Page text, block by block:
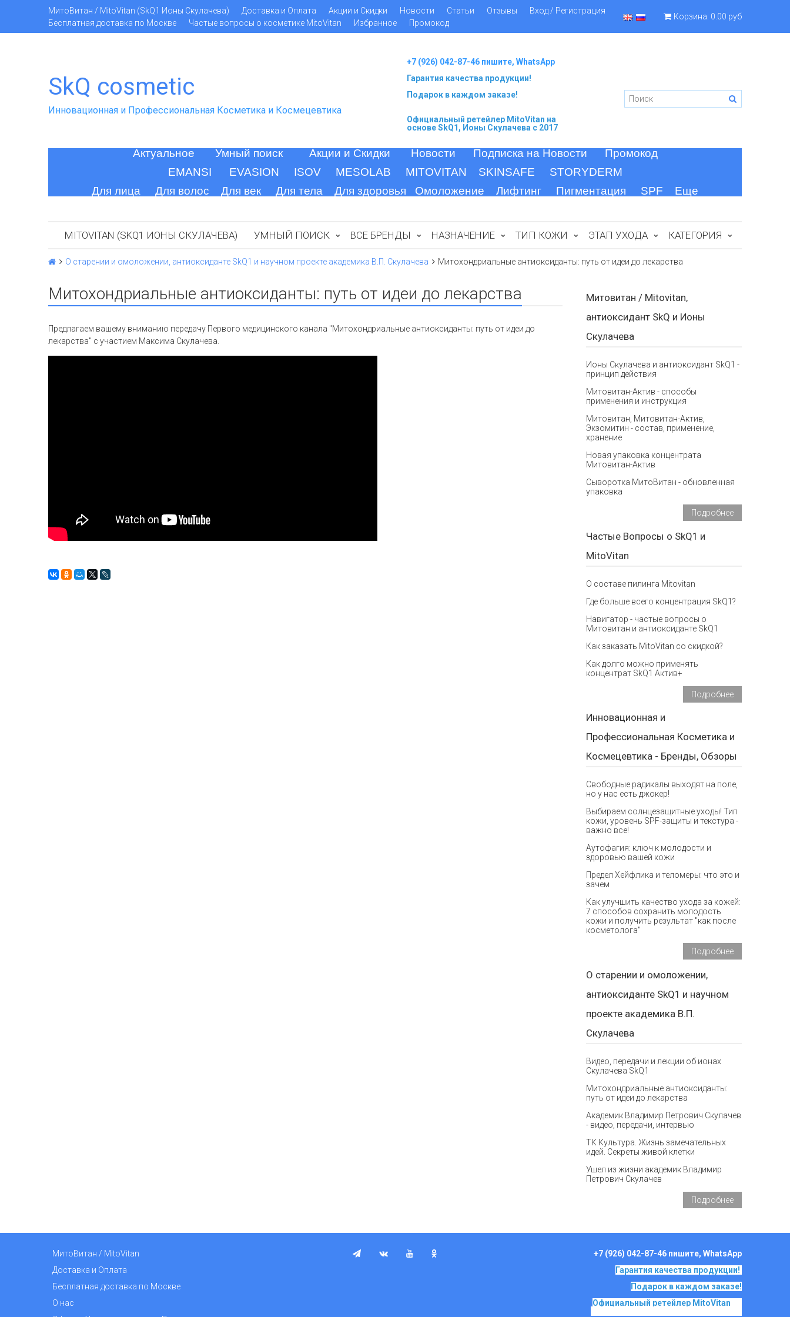
МитоВитан / MitoVitan (SkQ1 Ионы Скулачева) Доставка и Оплата Акции и Скидки Новости Статьи Отзывы
Вход / Регистрация
Бесплатная доставка по Москве
Частые вопросы о косметике MitoVitan Избранное Промокод
Корзина: 0.00 руб
SkQ cosmetic
Инновационная и Профессиональная Косметика и Космецевтика
+7 (926) 042-87-46 пишите, WhatsApp
Гарантия качества продукции!
Подарок в каждом заказе!
Официальный ретейлер MitoVitan на
основе SkQ1, Ионы Скулачева c 2017
Актуальное Умный поиск Акции и Скидки Новости Подписка на Новости
Промокод
EMANSI
EVASION ISOV MESOLAB MITOVITAN SKINSAFE
STORYDERM
Для лица
Для волос Для век Для тела Для здоровья Омоложение Лифтинг Пигментация SPF Еще
MITOVITAN (SKQ1 ИОНЫ СКУЛАЧЕВА) УМНЫЙ ПОИСК ВСЕ БРЕНДЫ НАЗНАЧЕНИЕ ТИП КОЖИ ЭТАП УХОДА КАТЕГОРИЯ
О старении и омоложении, антиоксиданте SkQ1 и научном проекте академика В.П. Скулачева Митохондриальные антиоксиданты: путь от идеи до лекарства
Митохондриальные антиоксиданты: путь от идеи до лекарства
Предлагаем вашему вниманию передачу Первого медицинского канала "Митохондриальные антиоксиданты: путь от идеи до
лекарства" с участием Максима Скулачева.
Митовитан / Mitovitan,
антиоксидант SkQ и Ионы
Скулачева
Ионы Скулачева и антиоксидант SkQ1 -
принцип действия
Митовитан-Актив - способы
применения и инструкция
Митовитан, Митовитан-Актив,
Экзомитин - состав, применение,
хранение
Новая упаковка концентрата
Митовитан-Актив
Сыворотка МитоВитан - обновленная
упаковка
Подробнее
Частые Вопросы о SkQ1 и
MitoVitan
О составе пилинга Mitovitan
Где больше всего концентрация SkQ1?
Навигатор - частые вопросы о
Митовитан и антиоксиданте SkQ1
Как заказать MitoVitan со скидкой?
Как долго можно применять
концентрат SkQ1 Актив+
Подробнее
Инновационная и
Профессиональная Косметика и
Космецевтика - Бренды, Обзоры
Свободные радикалы выходят на поле,
но у нас есть джокер!
Выбираем солнцезащитные уходы! Тип
кожи, уровень SPF-защиты и текстура -
важно все!
Аутофагия: ключ к молодости и
здоровью вашей кожи
Предел Хейфлика и теломеры: что это и
зачем
Как улучшить качество ухода за кожей:
7 способов сохранить молодость
кожи и получить результат "как после
косметолога"
Подробнее
О старении и омоложении,
антиоксиданте SkQ1 и научном
проекте академика В.П.
Скулачева
Видео, передачи и лекции об ионах
Скулачева SkQ1
Митохондриальные антиоксиданты:
путь от идеи до лекарства
Академик Владимир Петрович Скулачев
- видео, передачи, интервью
ТК Культура. Жизнь замечательных
идей. Секреты живой клетки
Ушел из жизни академик Владимир
Петрович Скулачев
Подробнее
МитоВитан / MitoVitan
Доставка и Оплата
Бесплатная доставка по Москве
О нас
+7 (926) 042-87-46 пишите, WhatsApp
Гарантия качества продукции!
Подарок в каждом заказе!
Официальный ретейлер MitoVitan